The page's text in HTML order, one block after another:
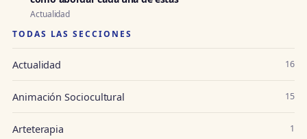
Actualidad
TODAS LAS SECCIONES
Actualidad 16
Animación Sociocultural 15
Arteterapia 1